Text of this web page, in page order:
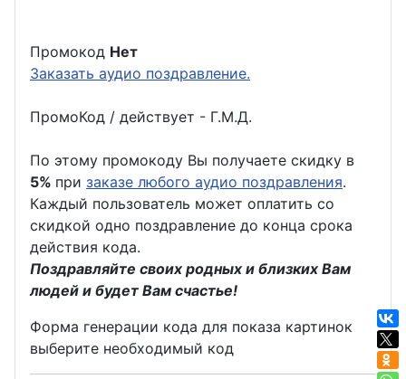
Промокод Нет
Заказать аудио поздравление.
ПромоКод / действует - Г.М.Д.
По этому промокоду Вы получаете скидку в
5% при заказе любого аудио поздравления.
Каждый пользователь может оплатить со
скидкой одно поздравление до конца срока
действия кода.
Поздравляйте своих родных и близких Вам
людей и будет Вам счастье!
Форма генерации кода для показа картинок
выберите необходимый код